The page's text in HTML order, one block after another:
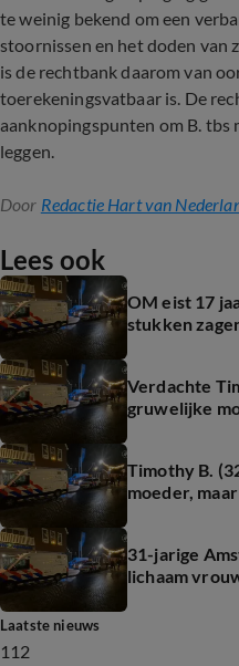
te weinig bekend om een
stoornissen en het doden van
is de rechtbank daarom van
toerekeningsvatbaar is. De
aanknopingspunten om B.
leggen.
Door Redactie Hart van
Lees ook
OM eist 17
stukken
Verdachte
gruwelijke
Timothy B.
moeder,
31-jarige
lichaam
Laatste nieuws
112